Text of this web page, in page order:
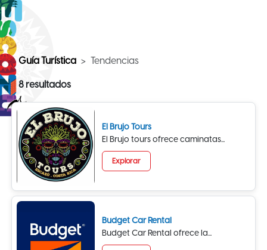
Guía Turística Tendencias
8 resultados
El Brujo Tours
El Brujo tours ofrece caminatas...
Explorar
Budget Car Rental
Budget Car Rental ofrece la...